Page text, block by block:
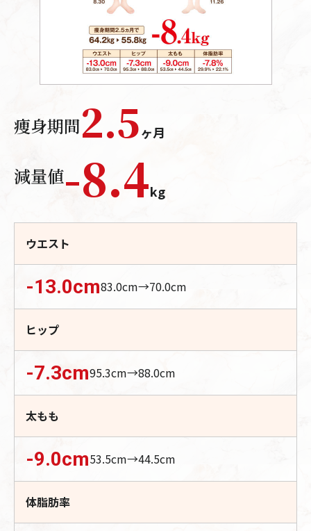
痩身期間2.5ヶ月
減量値-8.4kg
ウエスト
-13.0cm83.0cm→70.0cm
ヒップ
-7.3cm95.3cm→88.0cm
太もも
-9.0cm53.5cm→44.5cm
体脂肪率